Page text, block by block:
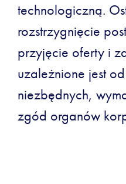
technologiczną.
rozstrzygnięcie
przyjęcie oferty i
uzależnione jest
niezbędnych,
zgód organów